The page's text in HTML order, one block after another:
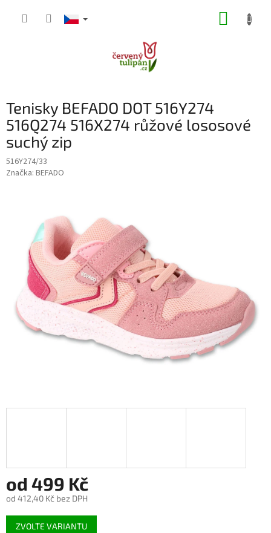
Tenisky BEFADO DOT 516Y274
516Q274 516X274 růžové lososové
suchý zip
516Y274/33
Značka: BEFADO
od 499 Kč
od 412,40 Kč bez DPH
Měrná
cena:
ZVOLTE VARIANTU